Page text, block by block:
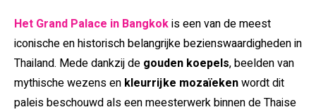
Het Grand Palace in Bangkokis een van de meest
iconische en historisch belangrijke bezienswaardigheden in
Thailand. Mede dankzij de gouden koepels, beelden van
mythische wezens en kleurrijke mozaïekenwordt dit
paleis beschouwd als een meesterwerk binnen de Thaise